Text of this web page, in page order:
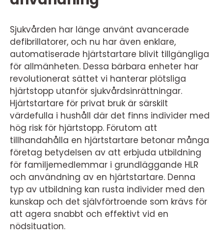
Sjukvården har länge använt avancerade
defibrillatorer, och nu har även enklare,
automatiserade hjärtstartare blivit tillgängliga
för allmänheten. Dessa bärbara enheter har
revolutionerat sättet vi hanterar plötsliga
hjärtstopp utanför sjukvårdsinrättningar.
Hjärtstartare för privat bruk är särskilt
värdefulla i hushåll där det finns individer med
hög risk för hjärtstopp. Förutom att
tillhandahålla en hjärtstartare betonar många
företag betydelsen av att erbjuda utbildning
för familjemedlemmar i grundläggande HLR
och användning av en hjärtstartare. Denna
typ av utbildning kan rusta individer med den
kunskap och det självförtroende som krävs för
att agera snabbt och effektivt vid en
nödsituation.